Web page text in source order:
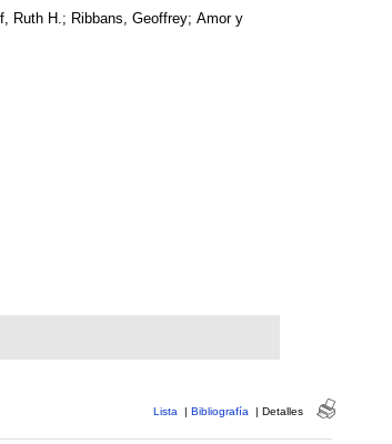
Ruth H.; Ribbans, Geoffrey; Amor y
Lista | Bibliografía | Detalles